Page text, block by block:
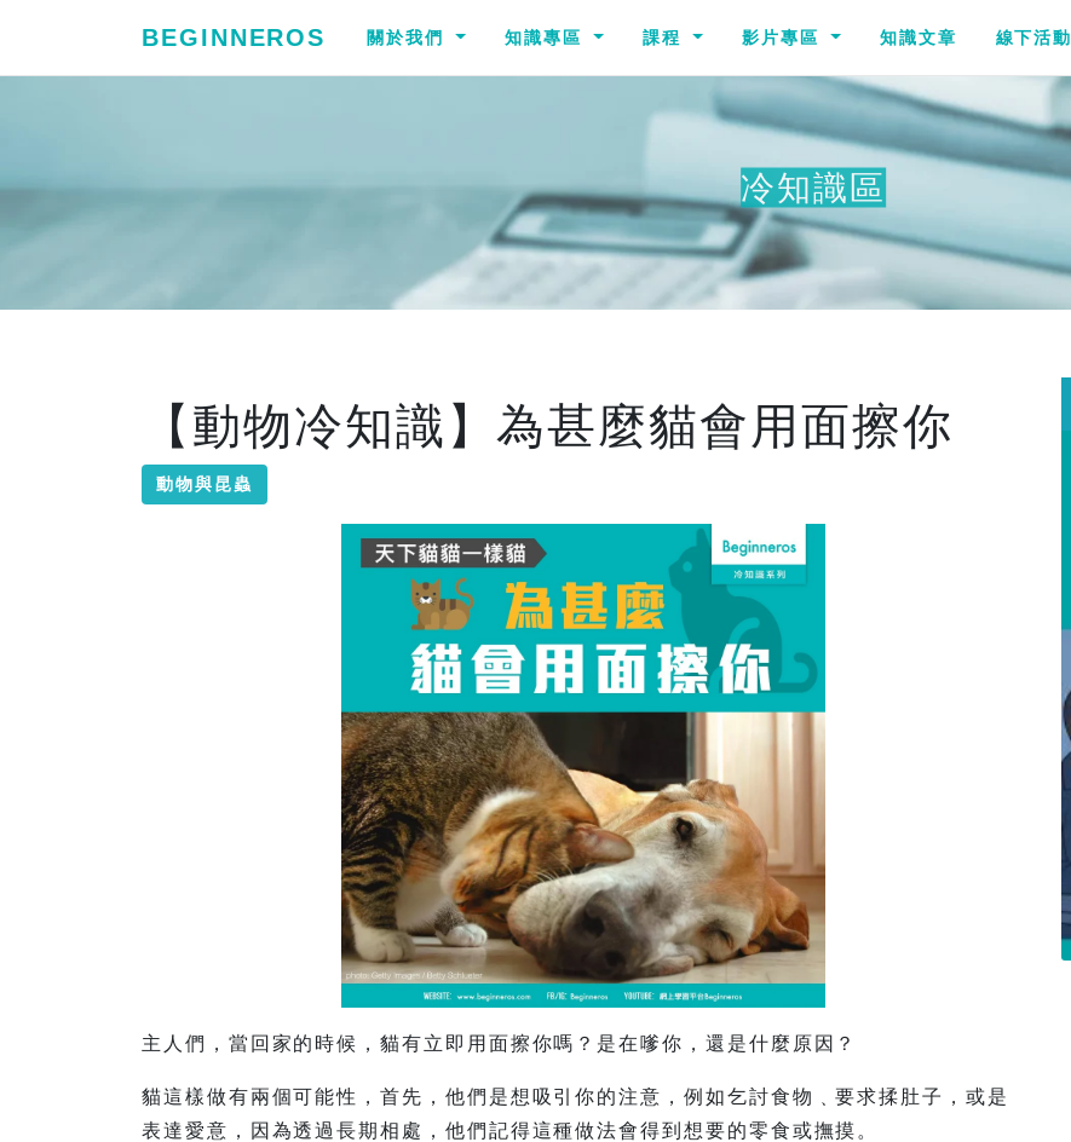
BEGINNEROS 關於我們 知識專區 課程 影片專區 知識文章 線下活動
冷知識區
【動物冷知識】為甚麼貓會用面擦你
動物與昆蟲
主人們，當回家的時候，貓有立即用面擦你嗎？是在嗲你，還是什麼原因？
貓這樣做有兩個可能性，首先，他們是想吸引你的注意，例如乞討食物﹑要求揉肚子，或是
表達愛意，因為透過長期相處，他們記得這種做法會得到想要的零食或撫摸。